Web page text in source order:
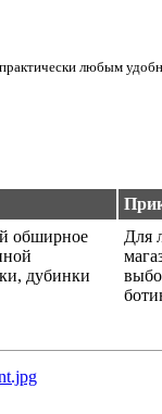
любым
обширное
дубинки
Для